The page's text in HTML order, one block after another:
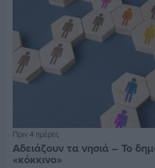
Πριν 4 ημέρες
Αδειάζουν τα νησιά – Το
«κόκκινο»